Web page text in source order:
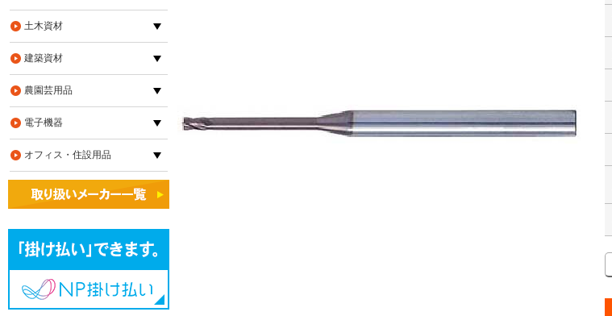
土木資材
建築資材
農園芸用品
電子機器
オフィス・住設用品